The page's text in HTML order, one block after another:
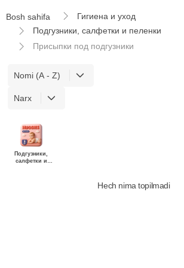
Bosh sahifa
Гигиена и уход
Подгузники, салфетки и пеленки
Присыпки под подгузники
Nomi (A - Z)
Narx
Подгузники,
салфетки и
Hech nima topilmadi